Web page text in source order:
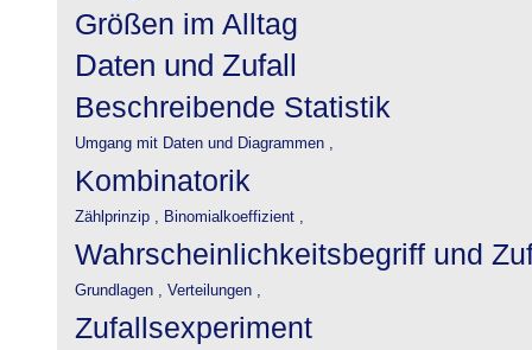
Größen im Alltag
Daten und Zufall
Beschreibende Statistik
Umgang mit Daten und Diagrammen ,
Kombinatorik
Zählprinzip , Binomialkoeffizient ,
Wahrscheinlichkeitsbegriff und
Grundlagen , Verteilungen ,
Zufallsexperiment